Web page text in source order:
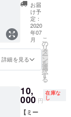
すと大
変有難
く存じ
ます。
「野菜
引換
券」を
つけて
やお友
達の
方々と
角田市
１個
100ml
・サラ
ダ春菊
１袋 ・
お礼状
※追加リ
ターン
菊を１
袋をプ
ラスし
た
（1人
分）
＜お越
しにな
れる方
向け＞
・旬な
野菜の
収穫体
験 ・農
と地元
ブラン
ド食材
のBBQ
お届
け予
定：
2020
年07
月
詳細を見る
こ
の
リ
タ
ー
ン
を
選
択
す
る
10,
000 円
在庫な
し
【ミー